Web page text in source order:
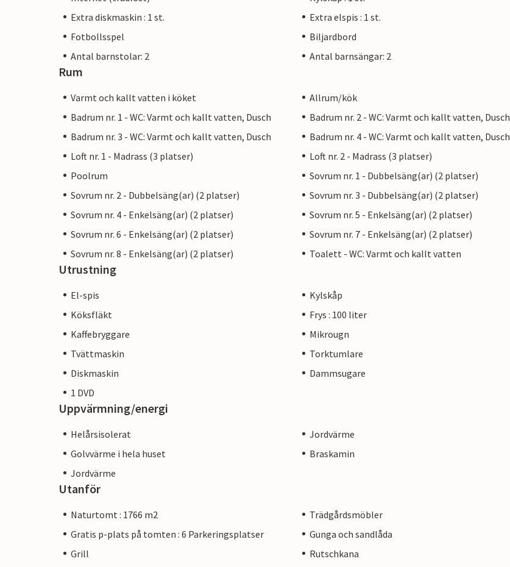
Extra diskmaskin : 1 st.
Extra elspis : 1 st.
Fotbollsspel
Biljardbord
Antal barnstolar: 2
Antal barnsängar: 2
Rum
Varmt och kallt vatten i köket
Allrum/kök
Badrum nr. 1 - WC: Varmt och kallt vatten, Dusch
Badrum nr. 2 - WC: Varmt och kallt vatten, Dusch
Badrum nr. 3 - WC: Varmt och kallt vatten, Dusch
Badrum nr. 4 - WC: Varmt och kallt vatten, Dusch
Loft nr. 1 - Madrass (3 platser)
Loft nr. 2 - Madrass (3 platser)
Poolrum
Sovrum nr. 1 - Dubbelsäng(ar) (2 platser)
Sovrum nr. 2 - Dubbelsäng(ar) (2 platser)
Sovrum nr. 3 - Dubbelsäng(ar) (2 platser)
Sovrum nr. 4 - Enkelsäng(ar) (2 platser)
Sovrum nr. 5 - Enkelsäng(ar) (2 platser)
Sovrum nr. 6 - Enkelsäng(ar) (2 platser)
Sovrum nr. 7 - Enkelsäng(ar) (2 platser)
Sovrum nr. 8 - Enkelsäng(ar) (2 platser)
Toalett - WC: Varmt och kallt vatten
Utrustning
El-spis
Kylskåp
Köksfläkt
Frys : 100 liter
Kaffebryggare
Mikrougn
Tvättmaskin
Torktumlare
Diskmaskin
Dammsugare
1 DVD
Uppvärmning/energi
Helårsisolerat
Jordvärme
Golvvärme i hela huset
Braskamin
Jordvärme
Utanför
Naturtomt : 1766 m2
Trädgårdsmöbler
Gratis p-plats på tomten : 6 Parkeringsplatser
Gunga och sandlåda
Grill
Rutschkana